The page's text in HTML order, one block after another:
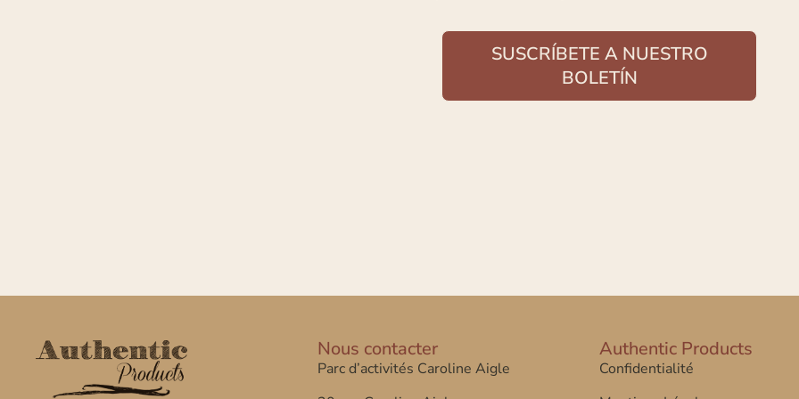
SUSCRÍBETE A NUESTRO
BOLETÍN
Nous contacter
Parc d’activités Caroline Aigle
Authentic Products
Confidentialité